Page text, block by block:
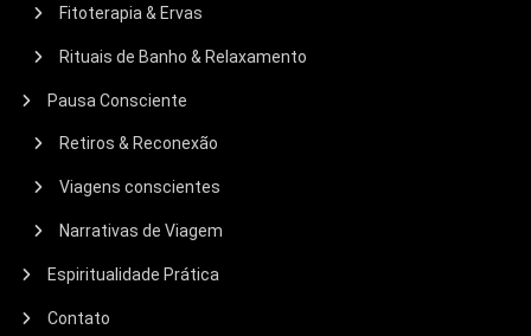
Fitoterapia & Ervas
Rituais de Banho & Relaxamento
Pausa Consciente
Retiros & Reconexão
Viagens conscientes
Narrativas de Viagem
Espiritualidade Prática
Contato